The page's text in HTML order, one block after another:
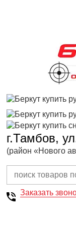
г.Тамбов,
(район «Нового
Заказать